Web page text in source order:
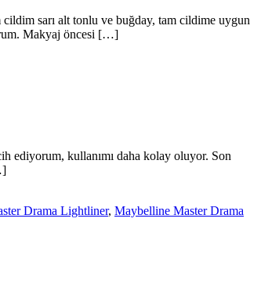
sarı alt tonlu ve buğday, tam cildime uygun
Makyaj öncesi […]
ediyorum, kullanımı daha kolay oluyor. Son
Drama Lightliner, Maybelline Master Drama